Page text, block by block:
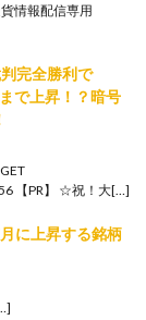
情報配信専用
完全勝利で
で上昇！？暗号
【PR】 ☆祝！大[…]
に上昇する銘柄